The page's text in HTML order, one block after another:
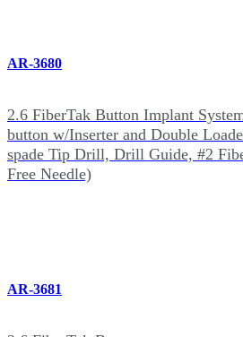
AR-3680
2.6 FiberTak Button Implant
button w/Inserter and Double
spade Tip Drill, Drill Guide, #2
Free Needle)
AR-3681